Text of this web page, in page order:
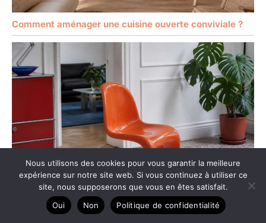
Comment aménager une cuisine ouverte conviviale ?
La chaise Panton : l’indémodable atout pop pour votre
Nous utilisons des cookies pour vous garantir la meilleure
expérience sur notre site web. Si vous continuez à utiliser ce
site, nous supposerons que vous en êtes satisfait.
Oui
Non Politique de confidentialité